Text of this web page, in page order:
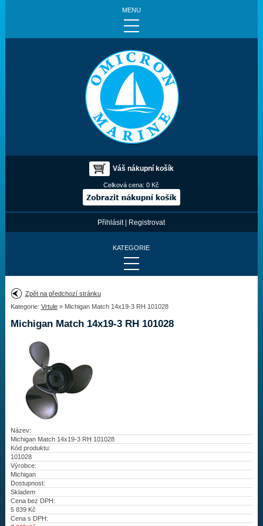
MENU
Váš nákupní košík
Celková cena:0 Kč
Přihlásit| Registrovat
KATEGORIE
Provedení:
Výrobce:
Drážky na hřídeli:
Najít vrtuli
Vrtule
Redukční pouzdra XHS
Kontakty
Aktuality
Zpět na předchozí stránku
Kategorie: Vrtule» Michigan Match 14x19-3 RH 101028
Michigan Match 14x19-3 RH 101028
Název:
Michigan Match 14x19-3 RH 101028
Kód produktu:
101028
Výrobce:
Michigan
Dostupnost:
Skladem
Cena bez DPH:
5 839Kč
Cena s DPH: